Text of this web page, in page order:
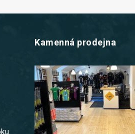
Kamenná prodejna